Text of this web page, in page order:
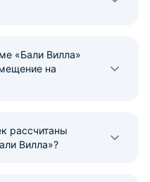
«Бали Вилла»
на
рассчитаны
Вилла»?